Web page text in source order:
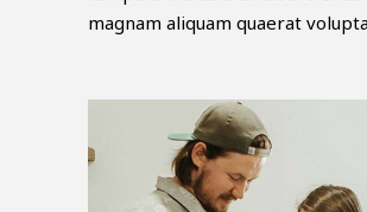
magnam aliquam quaerat